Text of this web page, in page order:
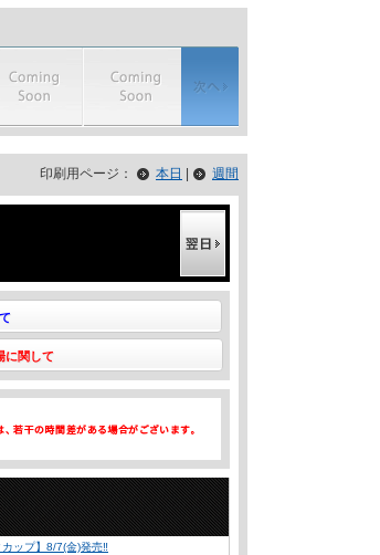
印刷用ページ： 本日 週間
に関して
ップ】8/7(金)発売‼️